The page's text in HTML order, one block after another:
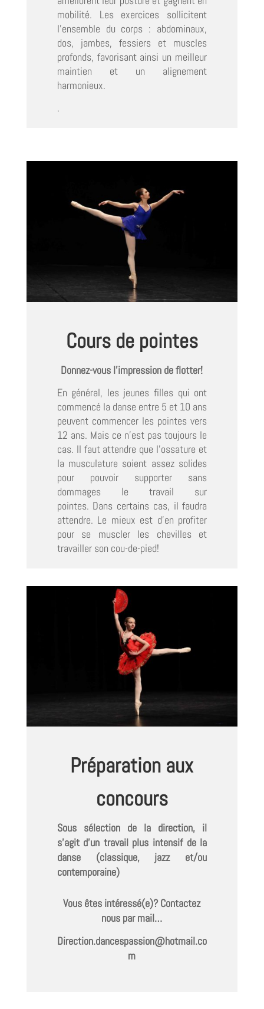
mobilité. Les exercices sollicitent
l’ensemble du corps : abdominaux,
dos, jambes, fessiers et muscles
profonds, favorisant ainsi un meilleur
maintien et un alignement
harmonieux.
.
Cours de pointes
Donnez-vous l’impression de flotter!
En général, les jeunes filles qui ont
commencé la danse entre 5 et 10 ans
peuvent commencer les pointes vers
12 ans. Mais ce n’est pas toujours le
cas. Il faut attendre que l’ossature et
la musculature soient assez solides
pour pouvoir supporter sans
dommages le travail sur
pointes. Dans certains cas, il faudra
attendre. Le mieux est d’en profiter
pour se muscler les chevilles et
travailler son cou-de-pied!
Préparation aux
concours
Sous sélection de la direction, il
s’agit d’un travail plus intensif de la
danse (classique, jazz et/ou
contemporaine)
Vous êtes intéressé(e)? Contactez
nous par mail…
Direction.dancespassion@hotmail.co
m